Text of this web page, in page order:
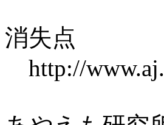
消失点
http://